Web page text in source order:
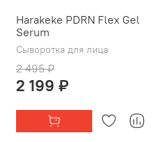
Harakeke PDRN Flex Gel
Serum
Сыворотка для лица
2 495 ₽
2 199 ₽